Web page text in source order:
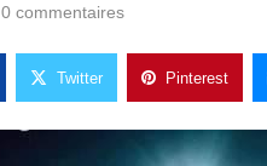
0 commentaires
Twitter Pinterest